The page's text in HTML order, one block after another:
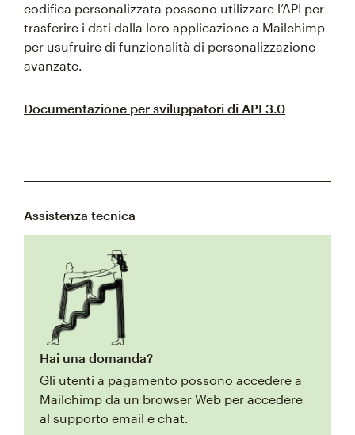
codifica personalizzata possono utilizzare l’API per
trasferire i dati dalla loro applicazione a Mailchimp
per usufruire di funzionalità di personalizzazione
avanzate.
Documentazione per sviluppatori di API 3.0
Assistenza tecnica
Hai una domanda?
Gli utenti a pagamento possono accedere a
Mailchimp da un browser Web per accedere
al supporto email e chat.